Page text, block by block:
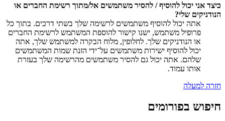
כיצד אני יכול להוסיף / להסיר משתמשים אל/מתוך רשימת החברים או
הנודניקים שלי?
אתה יכול להוסיף משתמשים לרשימה שלך בשתי דרכים. בתוך כל
פרופיל משתמש, ישנו קישור להוספת המשתמש לרשימת החברים
או הנודניקים שלך. לחלופין, מלוח הבקרה למשתמש שלך, אתה
יכול להוסיף ישירות משתמשים על־ידי הזנת שמות המשתמשים
שלהם. אתה יכול גם להסיר משתמשים מהרשימה שלך בעזרת
אותו עמוד.
חזרה למעלה
חיפוש בפורומים